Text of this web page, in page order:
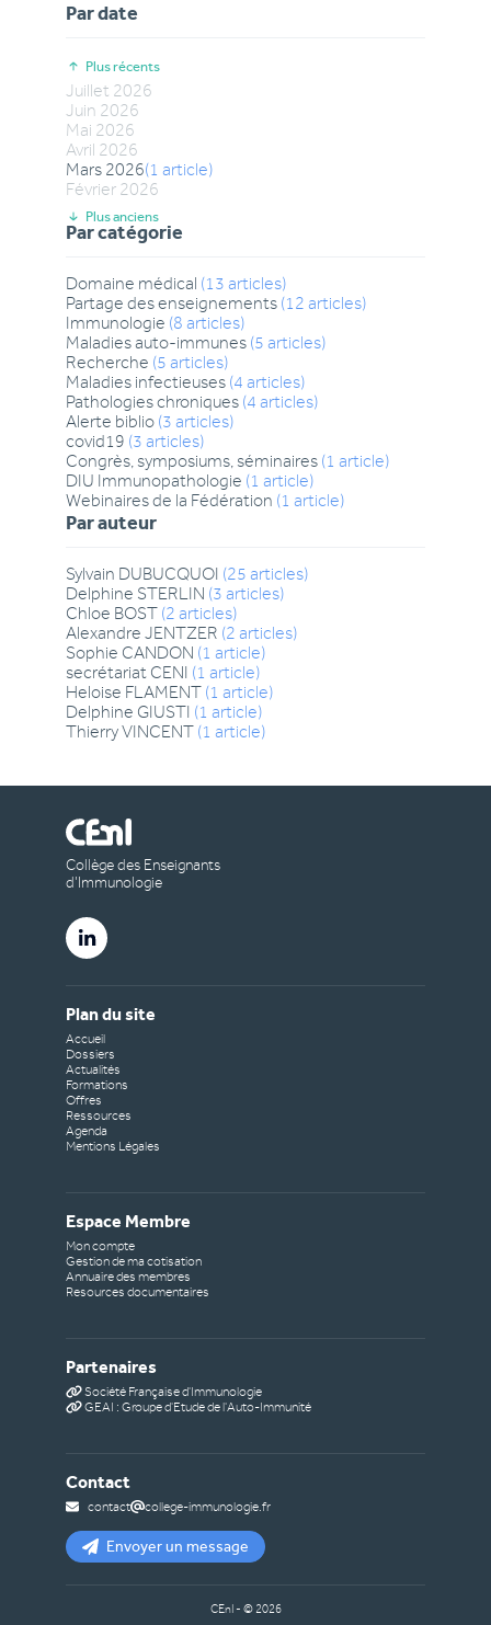
Par date
Plus récents
Juillet 2026
Juin 2026
Mai 2026
Avril 2026
Mars 2026(1 article)
Février 2026
Plus anciens
Par catégorie
Domaine médical (13 articles)
Partage des enseignements (12 articles)
Immunologie (8 articles)
Maladies auto-immunes (5 articles)
Recherche (5 articles)
Maladies infectieuses (4 articles)
Pathologies chroniques (4 articles)
Alerte biblio (3 articles)
covid19 (3 articles)
Congrès, symposiums, séminaires (1 article)
DIU Immunopathologie (1 article)
Webinaires de la Fédération (1 article)
Par auteur
Sylvain DUBUCQUOI (25 articles)
Delphine STERLIN (3 articles)
Chloe BOST (2 articles)
Alexandre JENTZER (2 articles)
Sophie CANDON (1 article)
secrétariat CENI (1 article)
Heloise FLAMENT (1 article)
Delphine GIUSTI (1 article)
ThierryVINCENT (1 article)
Collège des Enseignants
d’Immunologie
Plan du site
Accueil
Dossiers
Actualités
Formations
Offres
Ressources
Agenda
Mentions Légales
Espace Membre
Mon compte
Gestion de ma cotisation
Annuaire des membres
Resources documentaires
Partenaires
Société Française d'Immunologie
GEAI : Groupe d'Etude de l'Auto-Immunité
Contact
contact college-immunologie.fr
Envoyer un message
CEnI - ©2026